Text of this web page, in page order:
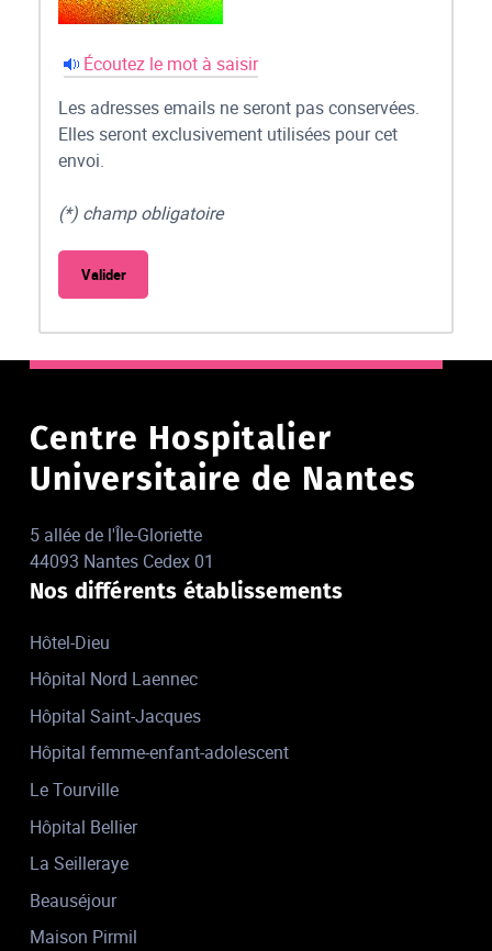
Écoutez le mot à saisir
Les adresses emails ne seront pas conservées.
Elles seront exclusivement utilisées pour cet
envoi.
(*) champ obligatoire
Centre Hospitalier
Universitaire de Nantes
5 allée de l'Île-Gloriette
44093 Nantes Cedex 01
Nos différents établissements
Hôtel-Dieu
Hôpital Nord Laennec
Hôpital Saint-Jacques
Hôpital femme-enfant-adolescent
Le Tourville
Hôpital Bellier
La Seilleraye
Beauséjour
Maison Pirmil